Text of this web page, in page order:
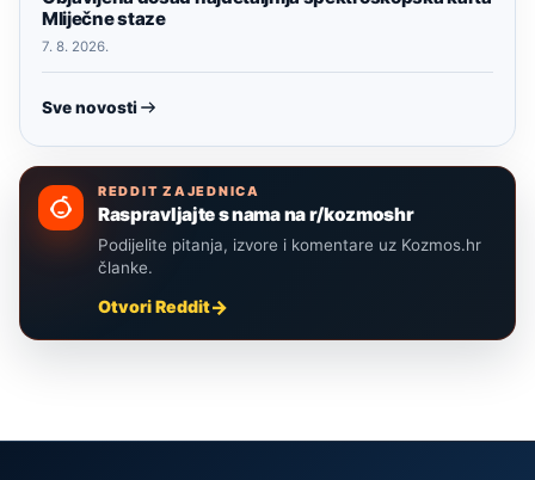
Mliječne staze
7. 8. 2026.
Sve novosti
REDDIT ZAJEDNICA
Raspravljajte s nama na r/kozmoshr
Podijelite pitanja, izvore i komentare uz Kozmos.hr
članke.
Otvori Reddit